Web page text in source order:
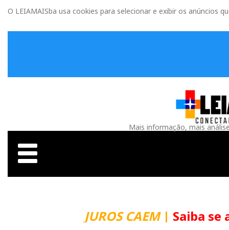
O LEIAMAISba usa cookies para selecionar e exibir os anúncios
Mais informação, mais
JUROS CAEM| Saiba se